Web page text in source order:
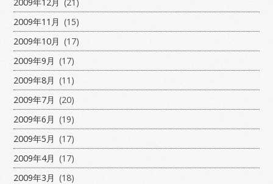
2009年11月 (15)
2009年10月 (17)
2009年9月 (17)
2009年8月 (11)
2009年7月 (20)
2009年6月 (19)
2009年5月 (17)
2009年4月 (17)
2009年3月 (18)